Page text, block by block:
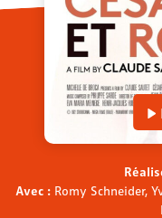
Avec : Romy Schneider,